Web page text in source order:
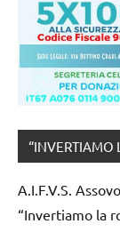
“INVERTIAMO
A.I.F.V.S.
“Invertiamo la